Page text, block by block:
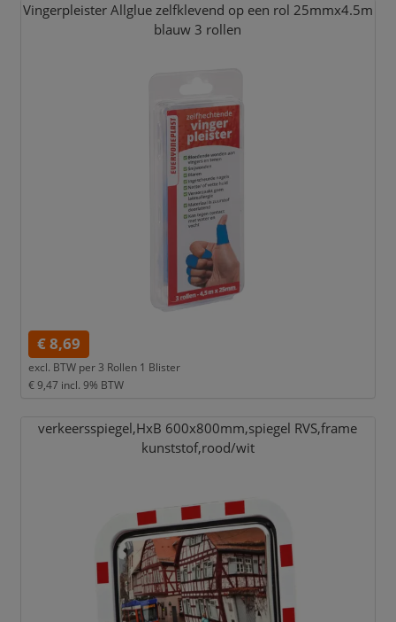
Vingerpleister Allglue zelfklevend op een rol 25mmx4.5m
blauw 3 rollen
€ 8,69
excl. BTW per 3 Rollen 1 Blister
€ 9,47 incl. 9% BTW
verkeersspiegel,HxB 600x800mm,spiegel RVS,frame
kunststof,rood/wit